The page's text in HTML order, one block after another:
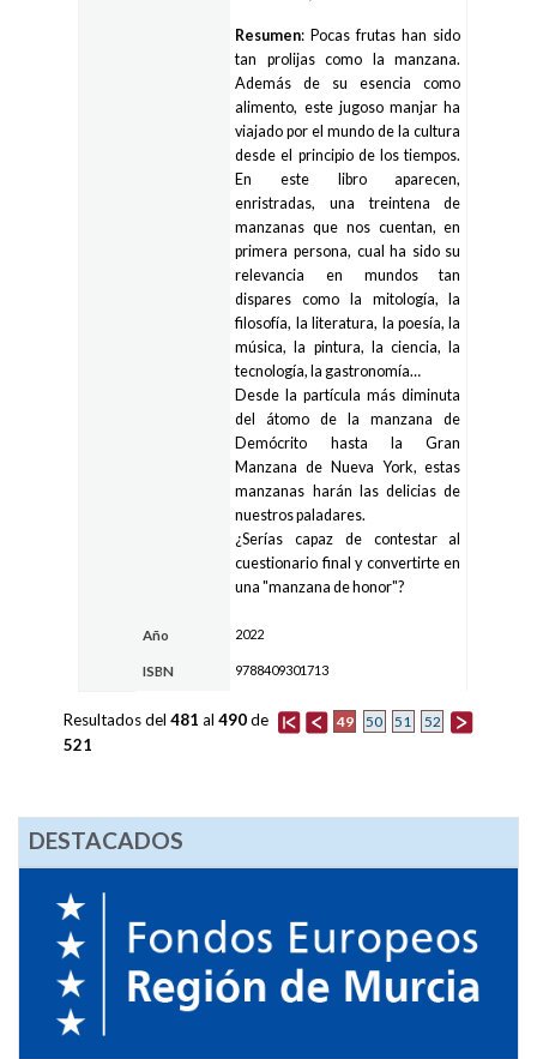
Resumen: Pocas frutas han sido
tan prolijas como la manzana.
Además de su esencia como
alimento, este jugoso manjar ha
viajado por el mundo de la cultura
desde el principio de los tiempos.
En este libro aparecen,
enristradas, una treintena de
manzanas que nos cuentan, en
primera persona, cual ha sido su
relevancia en mundos tan
dispares como la mitología, la
filosofía, la literatura, la poesía, la
música, la pintura, la ciencia, la
tecnología, la gastronomía…
Desde la partícula más diminuta
del átomo de la manzana de
Demócrito hasta la Gran
Manzana de Nueva York, estas
manzanas harán las delicias de
nuestros paladares.
¿Serías capaz de contestar al
cuestionario final y convertirte en
una "manzana de honor"?
Año 2022
ISBN 9788409301713
49 50 51 52
Resultados del481 al490de
521
DESTACADOS